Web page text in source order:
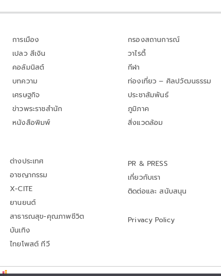
การเมือง
เปลว สีเงิน
คอลัมนิสต์
บทความ
เศรษฐกิจ
ข่าวพระราชสำนัก
หนังสือพิมพ์
กรองสถานการณ์
วาไรตี้
กีฬา
ท่องเที่ยว – ศิลปวัฒนธรรม
ประชาสัมพันธ์
ภูมิภาค
สิ่งแวดล้อม
ต่างประเทศ
อาชญากรรม
X-CITE
ยานยนต์
สาธารณสุข-คุณภาพชีวิต
บันเทิง
ไทยโพสต์ ทีวี
PR & PRESS
เกี่ยวกับเรา
ติดต่อและ สนับสนุน
Privacy Policy